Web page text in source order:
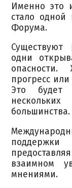
Именно это
стало
Форума.
одни
прогресс
Это будет
большинства.
взаимном
мнениями.